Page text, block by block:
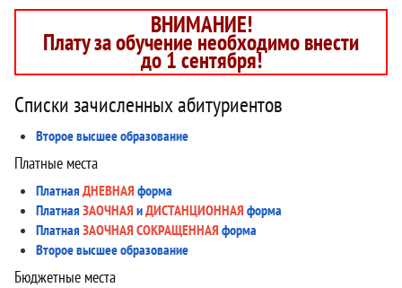
ВНИМАНИЕ!
Плату за обучение необходимо внести
до 1 сентября!
Списки зачисленных абитуриентов
Второе высшее образование
Платные места
Платная ДНЕВНАЯ форма
Платная ЗАОЧНАЯ иДИСТАНЦИОННАЯ форма
Платная ЗАОЧНАЯ СОКРАЩЕННАЯ форма
Второе высшее образование
Бюджетные места